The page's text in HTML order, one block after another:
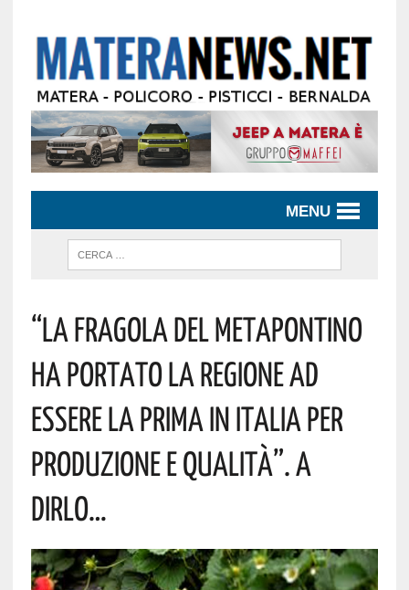
MENU
“La Fragola Del Metapontino
Ha Portato La Regione Ad
Essere La Prima In Italia Per
Produzione E Qualità”. A
Dirlo…